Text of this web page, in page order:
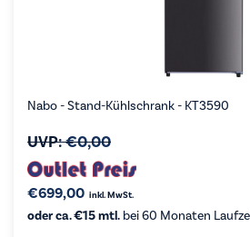
Nabo - Stand-Kühlschrank - KT3590
UVP:€0,00
€699,00 inkl. MwSt.
oder ca. €15 mtl. bei 60 Monaten